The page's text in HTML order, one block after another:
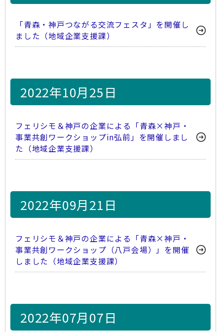
「青森・神戸つながる交流フェスタ」を開催し
ました（地域企業支援課）
2022年10月25日
フェリシモ＆神戸の企業による「青森×神戸・
事業共創ワークショップin弘前」を開催しまし
た（地域企業支援課）
2022年09月21日
フェリシモ＆神戸の企業による「青森×神戸・
事業共創ワークショップ（八戸会場）」を開催
しました（地域企業支援課）
2022年07月07日